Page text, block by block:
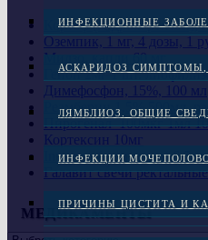
ИНФЕКЦИОННЫЕ
АСКАРИДОЗ
ЛЯМБЛИОЗ. ОБЩИЕ
ИНФЕКЦИИ
ПРИЧИНЫ ЦИСТИТА И
Кортеф (гидрокортизон),
Оземпик, 1 мг, 4 дозы, 1
Мидзо, капли 60 мг
Гепон 2мг 1 шт.
Димефосфон, 15%, 100 мл
Реамберин 1,5% 500мл,
Пирогенал 100мкг 1мл
Кортексин 10мг
Intrarosa (интрароза) 6.5
Галавит свечи
МЕДИКАМЕНТЫ